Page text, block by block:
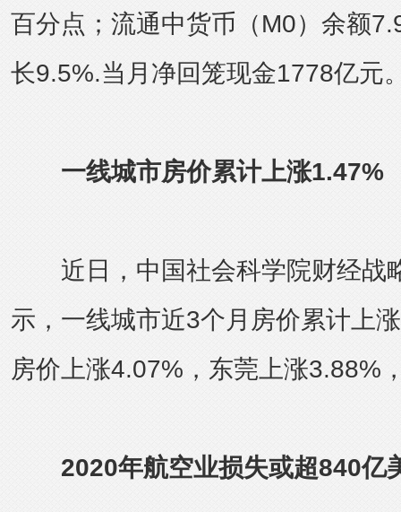
百分点；流通中货币（M0）余额
长9.5%.当月净回笼现金1778亿元
一线城市房价累计上涨1.47%
近日，中国社会科学院财经战
示，一线城市近3个月房价累计上
房价上涨4.07%，东莞上涨3.88%
2020年航空业损失或超840亿